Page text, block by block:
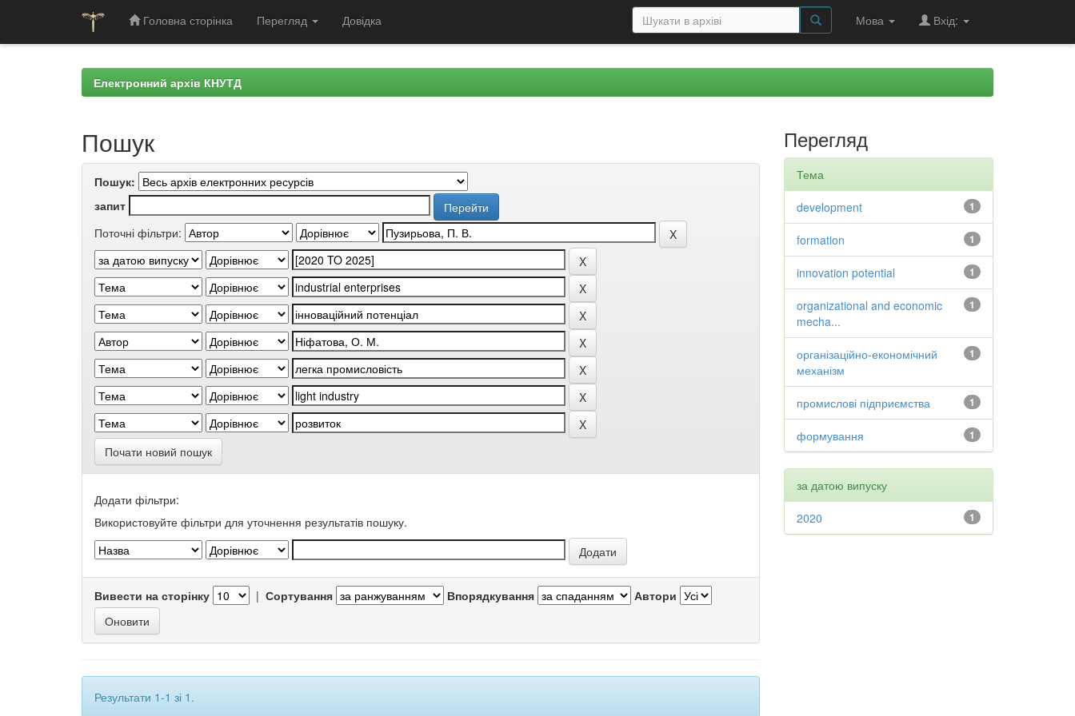
Головна сторінка Перегляд Довідка Мова Вхід:
Електронний архів КНУТД
Пошук
Пошук:
запит
Поточні фільтри:
Почати новий пошук
Додати фільтри:
Використовуйте фільтри для уточнення результатів пошуку.
Вивести на сторінку | Сортування Впорядкування Автори
Результати 1-1 зі 1.
Перегляд
Тема
1
development
1
formation
1
innovation potential
1
organizational and economic
mecha...
1
організаційно-економічний
механізм
1
промислові підприємства
1
формування
за датою випуску
1
2020